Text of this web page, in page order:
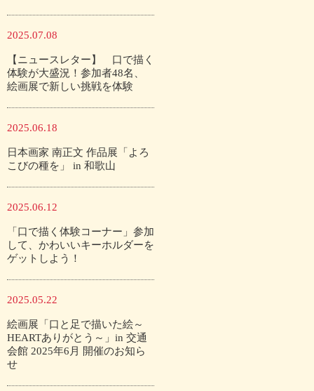
2025.07.08
【ニュースレター】 口で描く
体験が大盛況！参加者48名、
絵画展で新しい挑戦を体験
2025.06.18
日本画家 南正文 作品展「よろ
こびの種を」 in 和歌山
2025.06.12
「口で描く体験コーナー」参加
して、かわいいキーホルダーを
ゲットしよう！
2025.05.22
絵画展「口と足で描いた絵～
HEARTありがとう～」in 交通
会館 2025年6月 開催のお知ら
せ